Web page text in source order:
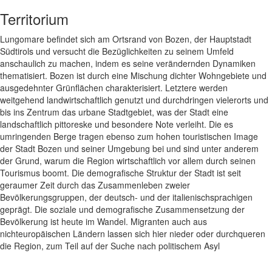
Territorium
Lungomare befindet sich am Ortsrand von Bozen, der Hauptstadt
Südtirols und versucht die Bezüglichkeiten zu seinem Umfeld
anschaulich zu machen, indem es seine verändernden Dynamiken
thematisiert. Bozen ist durch eine Mischung dichter Wohngebiete und
ausgedehnter Grünflächen charakterisiert. Letztere werden
weitgehend landwirtschaftlich genutzt und durchdringen vielerorts und
bis ins Zentrum das urbane Stadtgebiet, was der Stadt eine
landschaftlich pittoreske und besondere Note verleiht. Die es
umringenden Berge tragen ebenso zum hohen touristischen Image
der Stadt Bozen und seiner Umgebung bei und sind unter anderem
der Grund, warum die Region wirtschaftlich vor allem durch seinen
Tourismus boomt. Die demografische Struktur der Stadt ist seit
geraumer Zeit durch das Zusammenleben zweier
Bevölkerungsgruppen, der deutsch- und der italienischsprachigen
geprägt. Die soziale und demografische Zusammensetzung der
Bevölkerung ist heute im Wandel. Migranten auch aus
nichteuropäischen Ländern lassen sich hier nieder oder durchqueren
die Region, zum Teil auf der Suche nach politischem Asyl